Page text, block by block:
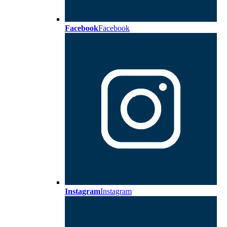
FacebookFacebook
InstagramInstagram